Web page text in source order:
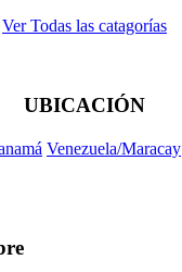
Ver Todas las catagorías
UBICACIÓN
Venezuela/Maracay